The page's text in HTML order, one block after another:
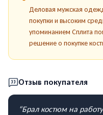
Деловая мужская
покупки и высоким
упоминанием Сплита
решение о покупке
Отзыв покупателя
“Брал костюм на